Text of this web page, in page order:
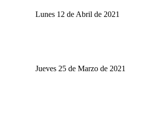
Lunes 12 de Abril de 2021
Jueves 25 de Marzo de 2021